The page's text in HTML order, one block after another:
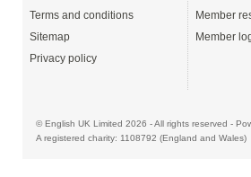
Terms and conditions
Sitemap
Privacy policy
Member
Member
© English UK Limited 2026 - All rights reserved -
A registered charity: 1108792 (England and Wales)